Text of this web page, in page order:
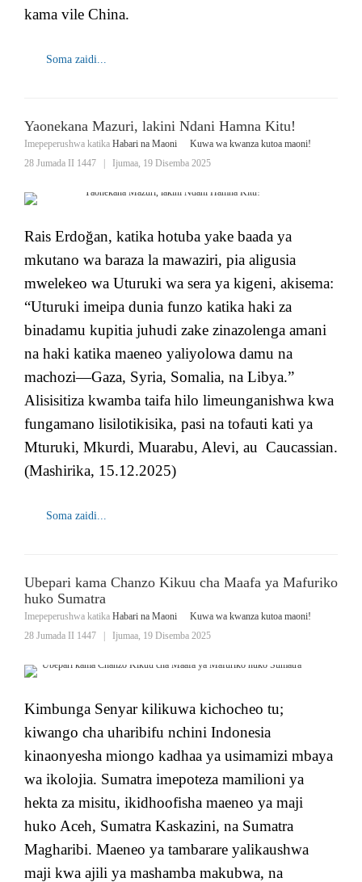
kama vile China.
Soma zaidi...
Yaonekana Mazuri, lakini Ndani Hamna Kitu!
Imepeperushwa katika Habari na Maoni
Kuwa wa kwanza kutoa maoni!
28 Jumada II 1447
Ijumaa, 19 Disemba 2025
Rais Erdoğan, katika hotuba yake baada ya
mkutano wa baraza la mawaziri, pia aligusia
mwelekeo wa Uturuki wa sera ya kigeni, akisema:
“Uturuki imeipa dunia funzo katika haki za
binadamu kupitia juhudi zake zinazolenga amani
na haki katika maeneo yaliyolowa damu na
machozi—Gaza, Syria, Somalia, na Libya.”
Alisisitiza kwamba taifa hilo limeunganishwa kwa
fungamano lisilotikisika, pasi na tofauti kati ya
Mturuki, Mkurdi, Muarabu, Alevi, au Caucassian.
(Mashirika, 15.12.2025)
Soma zaidi...
Ubepari kama Chanzo Kikuu cha Maafa ya Mafuriko
huko Sumatra
Imepeperushwa katika Habari na Maoni
Kuwa wa kwanza kutoa maoni!
28 Jumada II 1447
Ijumaa, 19 Disemba 2025
Kimbunga Senyar kilikuwa kichocheo tu;
kiwango cha uharibifu nchini Indonesia
kinaonyesha miongo kadhaa ya usimamizi mbaya
wa ikolojia. Sumatra imepoteza mamilioni ya
hekta za misitu, ikidhoofisha maeneo ya maji
huko Aceh, Sumatra Kaskazini, na Sumatra
Magharibi. Maeneo ya tambarare yalikaushwa
maji kwa ajili ya mashamba makubwa, na